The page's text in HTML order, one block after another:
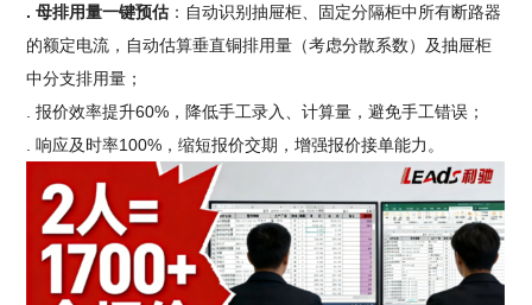
. 母排用量一键预估 ：自动识别抽屉柜、固定分隔柜中所有断路器
的额定电流，自动估算垂直铜排用量（考虑分散系数）及抽屉柜
中分支排用量；
. 报价效率提升60%，降低手工录入、计算量，避免手工错误；
. 响应及时率100%，缩短报价交期，增强报价接单能力。